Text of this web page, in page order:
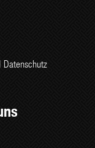
| Datenschutz